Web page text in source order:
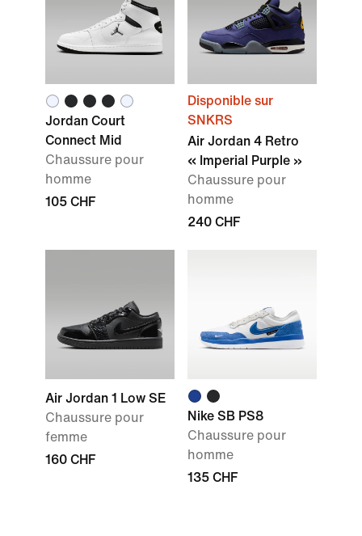
Jordan Court
Connect Mid
Chaussure pour
homme
105 CHF
Disponible sur
SNKRS
Air Jordan 4 Retro
« Imperial Purple »
Chaussure pour
homme
240 CHF
Air Jordan 1 Low SE
Chaussure pour
femme
160 CHF
Nike SB PS8
Chaussure pour
homme
135 CHF